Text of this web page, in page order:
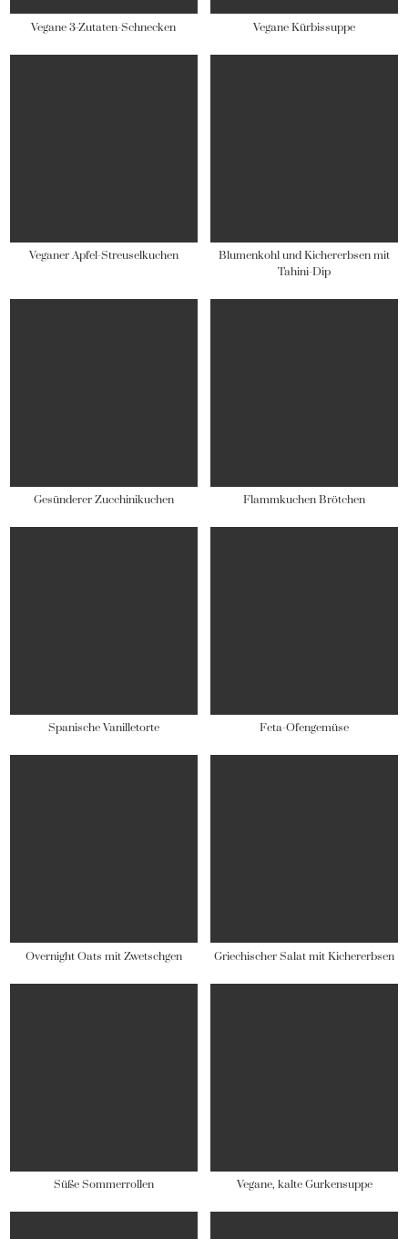
Vegane 3-Zutaten-Schnecken Vegane Kürbissuppe
Veganer Apfel-Streuselkuchen
Blumenkohl und Kichererbsen mit
Tahini-Dip
Gesünderer Zucchinikuchen Flammkuchen Brötchen
Spanische Vanilletorte Feta-Ofengemüse
Overnight Oats mit Zwetschgen Griechischer Salat mit Kichererbsen
Süße Sommerrollen Vegane, kalte Gurkensuppe